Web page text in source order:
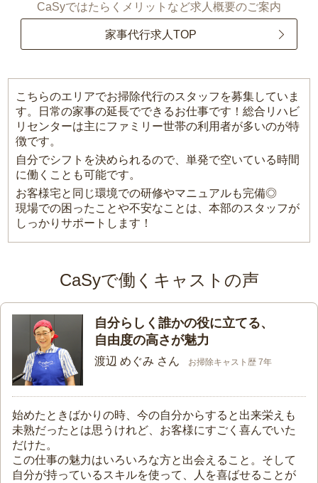
CaSyではたらくメリットなど求人概要のご案内
家事代行求人TOP
こちらのエリアでお掃除代行のスタッフを募集していま
す。日常の家事の延長でできるお仕事です！総合リハビ
リセンターは主にファミリー世帯の利用者が多いのが特
徴です。
自分でシフトを決められるので、単発で空いている時間
に働くことも可能です。
お客様宅と同じ環境での研修やマニュアルも完備◎
現場での困ったことや不安なことは、本部のスタッフが
しっかりサポートします！
CaSyで働くキャストの声
自分らしく誰かの役に立てる、
自由度の高さが魅力
渡辺 めぐみ さん お掃除キャスト歴 7年
始めたときばかりの時、今の自分からすると出来栄えも
未熟だったとは思うけれど、お客様にすごく喜んでいた
だけた。
この仕事の魅力はいろいろな方と出会えること。そして
自分が持っているスキルを使って、人を喜ばせることが